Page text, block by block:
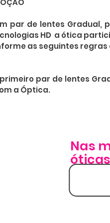
par de lentes Gradual,
HD  a ótica
as seguintes regras
par de lentes
a Óptica.
de lentes Gradual
de lentes deve ter o
para compra do primeiro
Nas